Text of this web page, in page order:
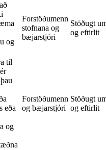
og
Forstöðumenn
stofnana og
bæjarstjóri
Stöðugt
og eftirlit
til
eða
og
Forstöðumenn
og bæjarstjóri
Stöðugt
og eftirlit